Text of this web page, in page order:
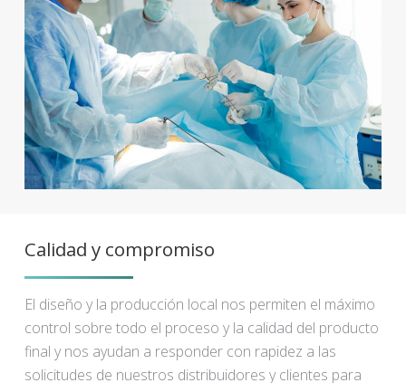
Calidad y compromiso
El diseño y la producción local nos permiten el máximo
control sobre todo el proceso y la calidad del producto
final y nos ayudan a responder con rapidez a las
solicitudes de nuestros distribuidores y clientes para